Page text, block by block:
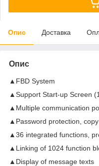
Опис Доставка
Опис
▲FBD System
▲Support Start-up Screen
▲Multiple communication
▲Password protection,
▲36 integrated functions,
▲Linking of 1024 function
▲Display of message texts